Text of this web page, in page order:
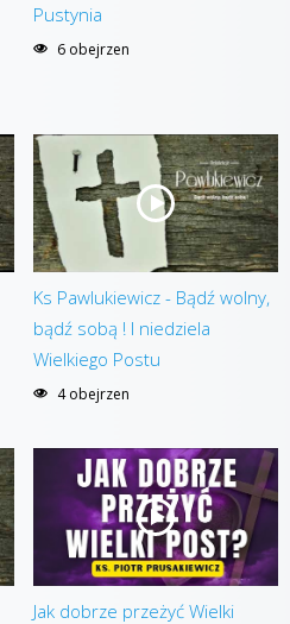
Pustynia
6 obejrzen
Ks Pawlukiewicz - Bądź wolny,
bądź sobą ! I niedziela
Wielkiego Postu
4 obejrzen
Jak dobrze przeżyć Wielki